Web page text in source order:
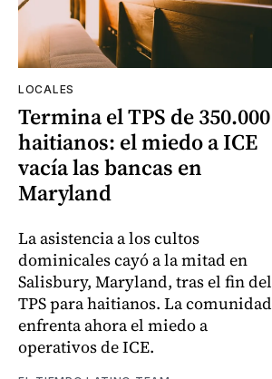
LOCALES
Termina el TPS de 350.000
haitianos: el miedo a ICE
vacía las bancas en
Maryland
La asistencia a los cultos
dominicales cayó a la mitad en
Salisbury, Maryland, tras el fin del
TPS para haitianos. La comunidad
enfrenta ahora el miedo a
operativos de ICE.